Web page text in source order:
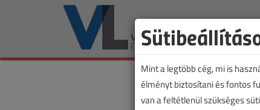
Mint a legtöbb cég, mi is
élményt biztosítani és fontos
van a feltétlenül szükséges